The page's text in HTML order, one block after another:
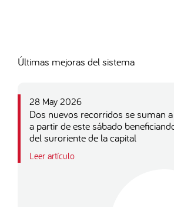
Últimas mejoras del sistema
28 May 2026
Dos nuevos recorridos se suman
a partir de este sábado
del suroriente de la capital
Leer artículo